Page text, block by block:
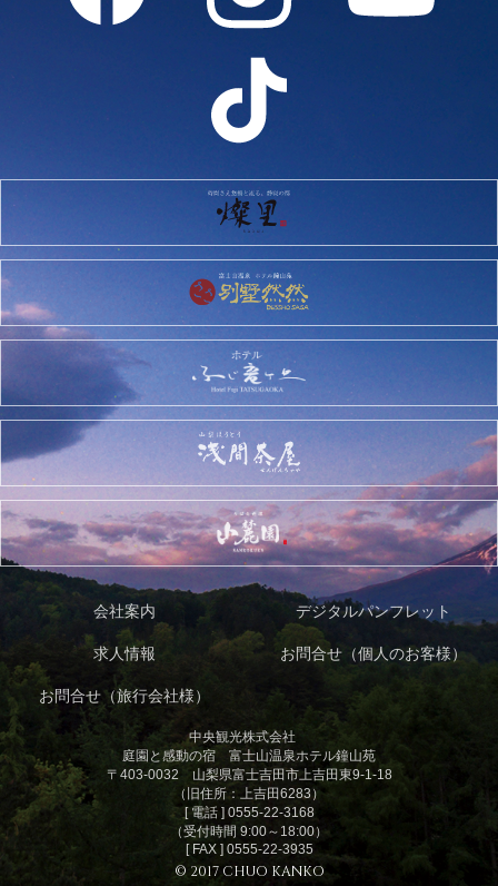
会社案内 デジタルパンフレット
求人情報 お問合せ（個人のお客様）
お問合せ（旅行会社様）
中央観光株式会社
庭園と感動の宿 富士山温泉ホテル鐘山苑
〒403-0032 山梨県富士吉田市上吉田東9-1-18
（旧住所：上吉田6283）
[ 電話 ] 0555-22-3168
（受付時間 9:00～18:00）
[ FAX ] 0555-22-3935
© 2017 CHUO KANKO